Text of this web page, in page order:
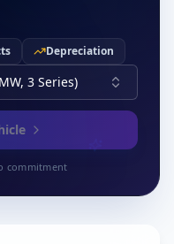
Depreciation
3 Series)
commitment